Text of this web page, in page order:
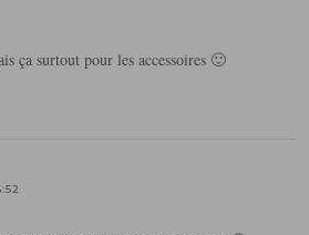
ça surtout pour les accessoires 🙂